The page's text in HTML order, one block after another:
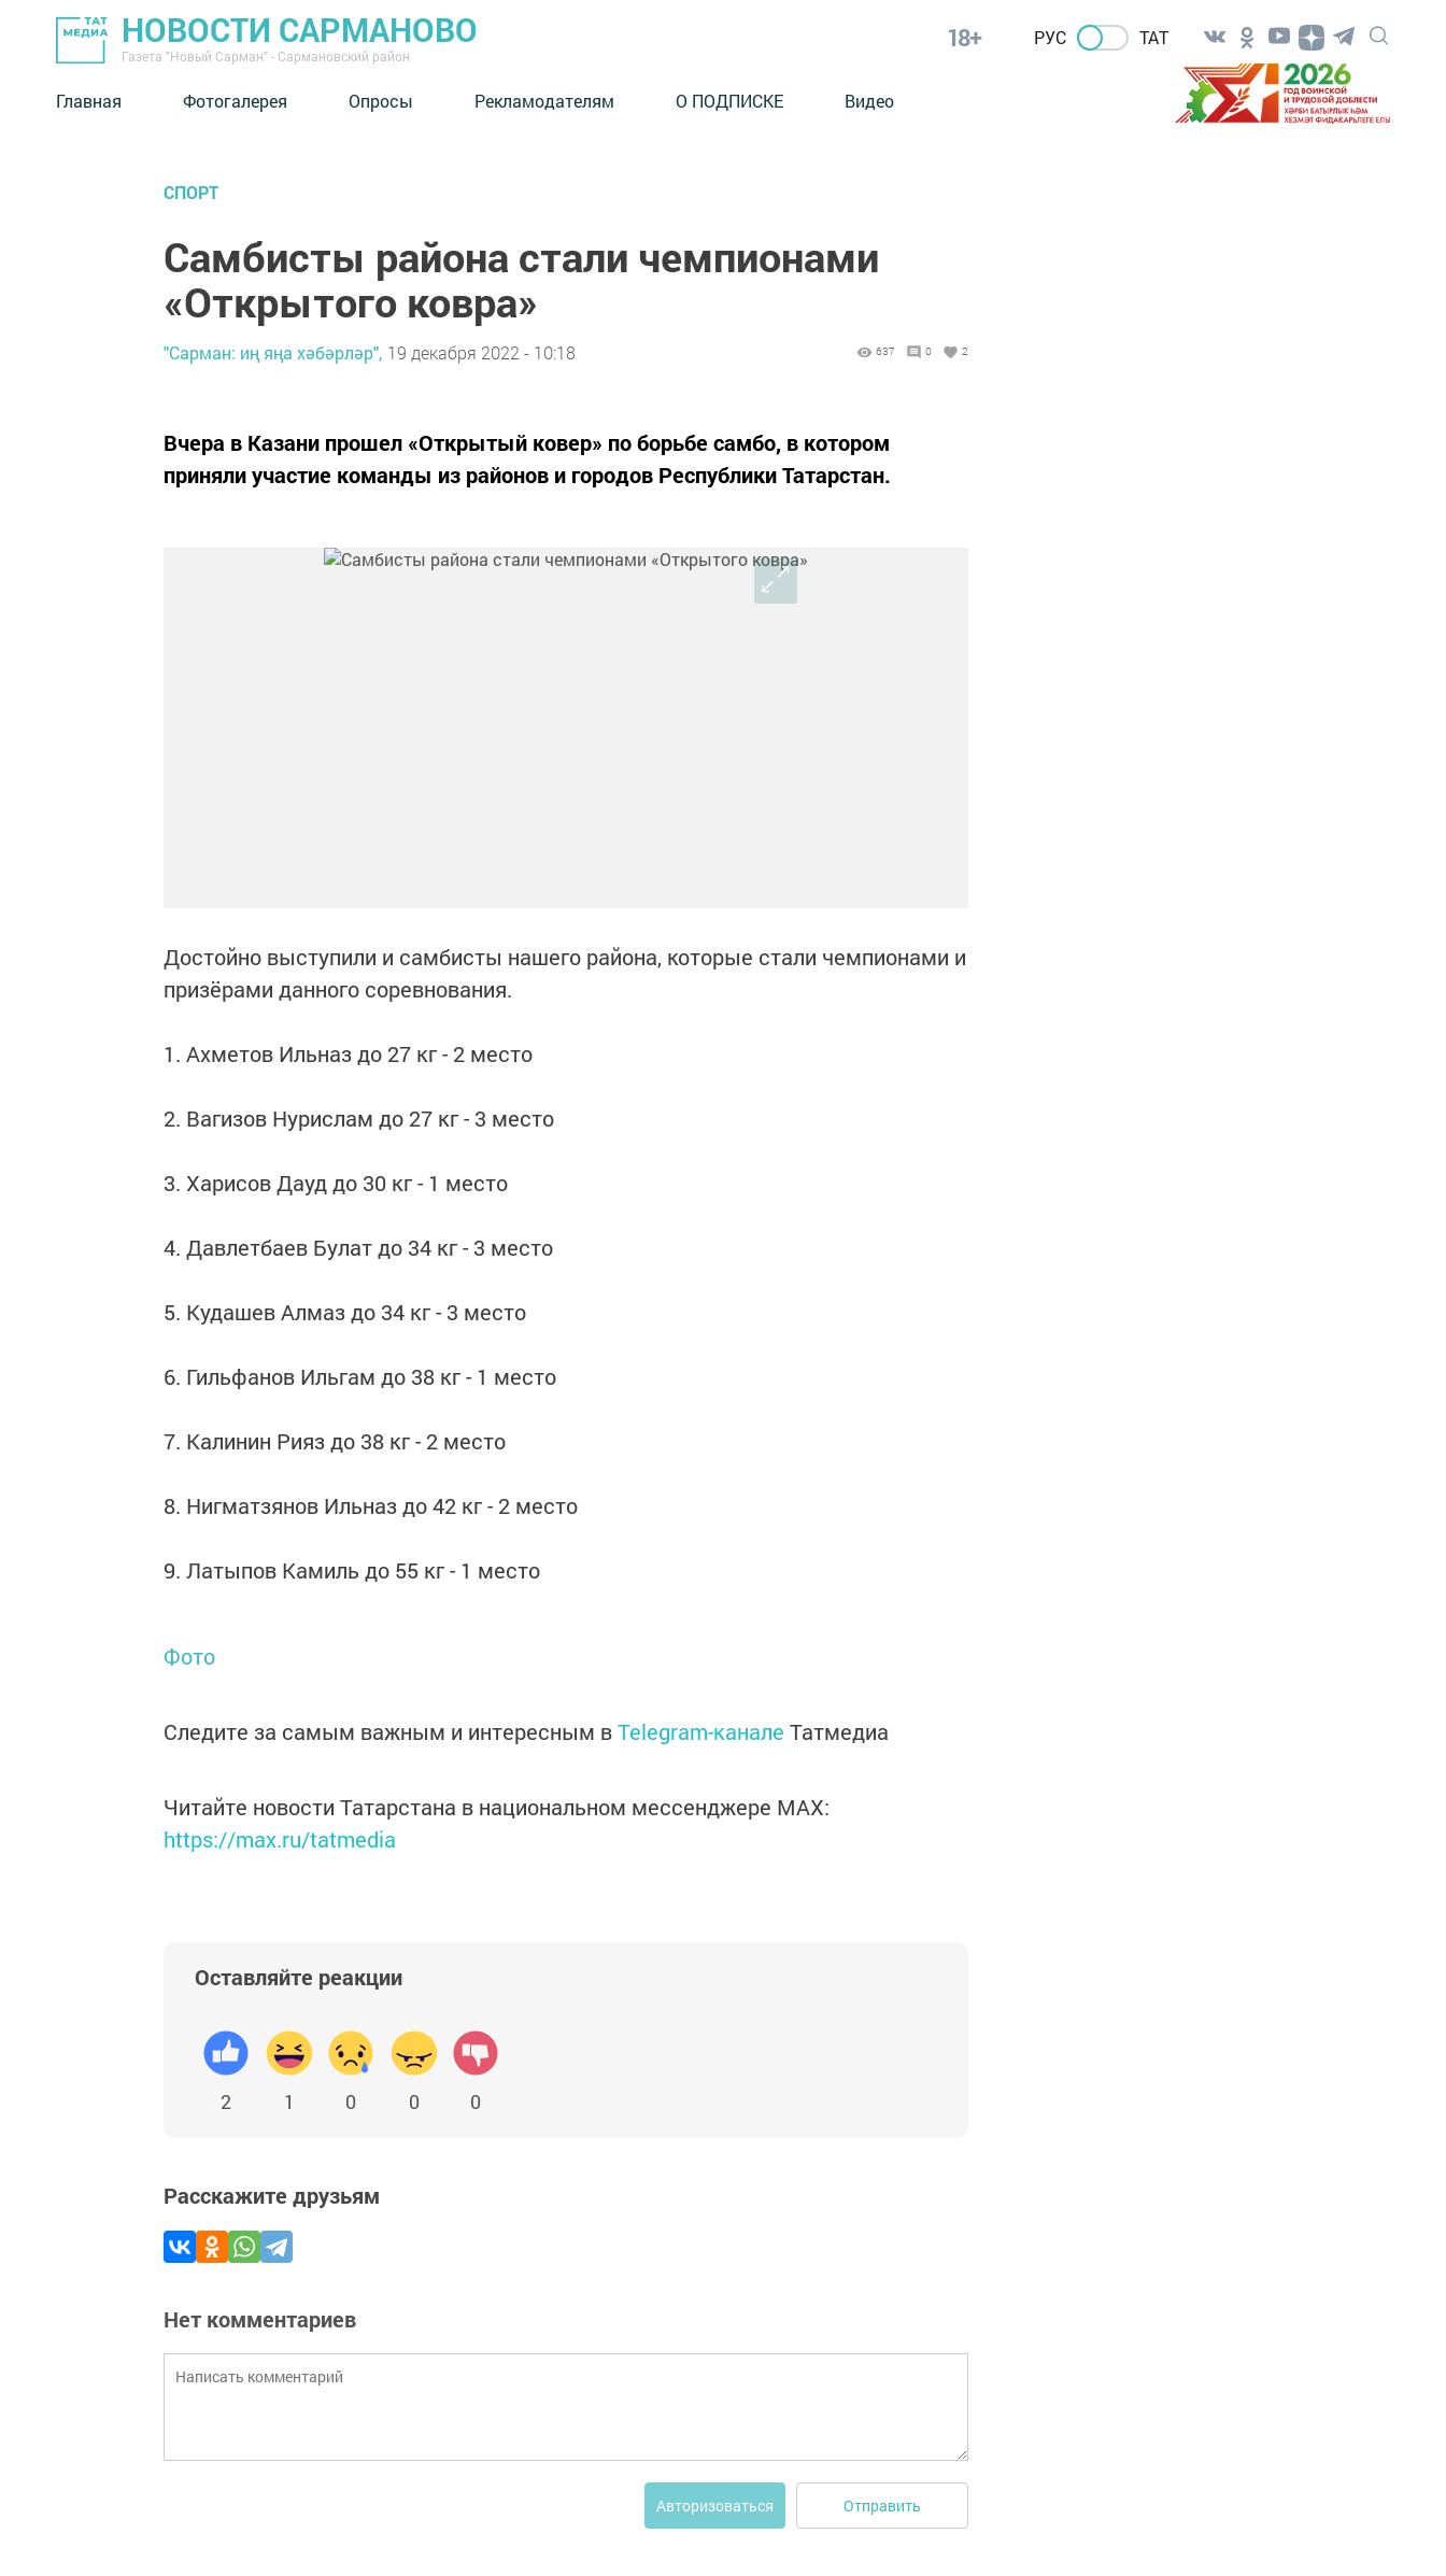
НОВОСТИ САРМАНОВО
Газета "Новый Сарман" - Сармановский район
18+ РУС ТАТ
Главная Фотогалерея Опросы Рекламодателям О ПОДПИСКЕ Видео
СПОРТ
Самбисты района стали чемпионами
«Открытого ковра»
"Сарман: иң яңа хәбәрләр", 19 декабря 2022 - 10:18 637 0 2
Вчера в Казани прошел «Открытый ковер» по борьбе самбо, в котором
приняли участие команды из районов и городов Республики Татарстан.
Достойно выступили и самбисты нашего района, которые стали чемпионами и
призёрами данного соревнования.
1. Ахметов Ильназ до 27 кг - 2 место
2. Вагизов Нурислам до 27 кг - 3 место
3. Харисов Дауд до 30 кг - 1 место
4. Давлетбаев Булат до 34 кг - 3 место
5. Кудашев Алмаз до 34 кг - 3 место
6. Гильфанов Ильгам до 38 кг - 1 место
7. Калинин Рияз до 38 кг - 2 место
8. Нигматзянов Ильназ до 42 кг - 2 место
9. Латыпов Камиль до 55 кг - 1 место
Фото
Следите за самым важным и интересным вTelegram-канале Татмедиа
Читайте новости Татарстана в национальном мессенджере MАХ:
https://max.ru/tatmedia
Оставляйте реакции
2 1 0 0 0
Расскажите друзьям
Нет комментариев
Авторизоваться Отправить